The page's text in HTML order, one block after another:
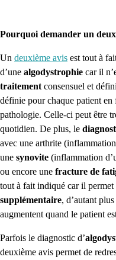
Pourquoi demander un
Un deuxième avis est tout à
d’une algodystrophie car il
traitement consensuel et
définie pour chaque patient en
pathologie. Celle-ci peut être
quotidien. De plus, le
avec une arthrite
une synovite (inflammation
ou encore une fracture de
tout à fait indiqué car il permet
supplémentaire, d’autant
augmentent quand le patient
Parfois le diagnostic d’
deuxième avis permet de